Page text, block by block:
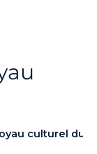
culturel du